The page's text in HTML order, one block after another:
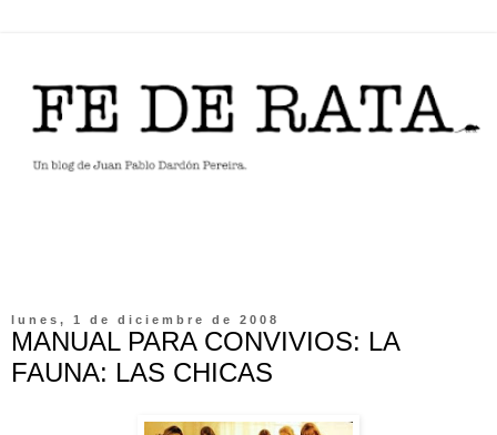
lunes, 1 de diciembre de 2008
MANUAL PARA CONVIVIOS: LA
FAUNA: LAS CHICAS